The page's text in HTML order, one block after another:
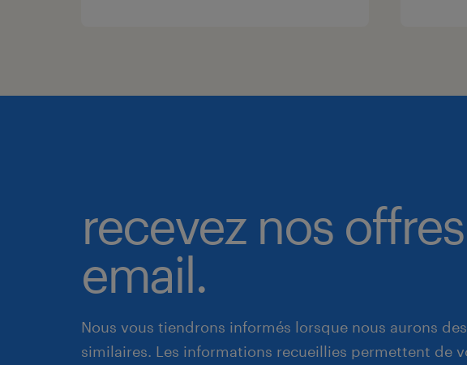
recevez nos
email.
Nous vous tiendrons informés lorsque nous aurons
similaires. Les informations recueillies permettent de